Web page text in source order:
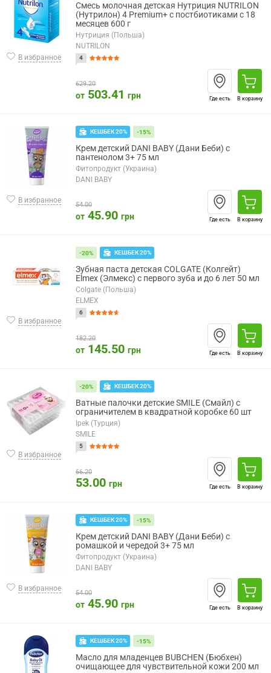
В избранное
Смесь молочная детская Нутриция NUTRILON
(Нутрилон) 4 Premium+ с постбиотиками с 18
месяцев 600 г
Нутриция (Польша)
NUTRILON
4
629.20
от 503.41 грн Где есть В корзину
В избранное
КЕШБЕК 20% -15%
Крем детский DANI BABY (Дани Беби) с
пантенолом 3+ 75 мл
Фитопродукт (Украина)
DANI BABY
54.00
от 45.90 грн Где есть В корзину
В избранное
-20% КЕШБЕК 20%
Зубная паста детская COLGATE (Колгейт)
Elmex (Элмекс) с первого зуба и до 6 лет 50 мл
Colgate (Польша)
ELMEX
6
182.20
от 145.50 грн Где есть В корзину
В избранное
-20% КЕШБЕК 20%
Ватные палочки детские SMILE (Смайл) с
ограничителем в квадратной коробке 60 шт
Ipek (Турция)
SMILE
5
66.20
53.00 грн Где есть В корзину
В избранное
КЕШБЕК 20% -15%
Крем детский DANI BABY (Дани Беби) с
ромашкой и чередой 3+ 75 мл
Фитопродукт (Украина)
DANI BABY
54.00
от 45.90 грн Где есть В корзину
КЕШБЕК 20% -15%
Масло для младенцев BUBCHEN (Бюбхен)
очищающее для чувствительной кожи 200 мл